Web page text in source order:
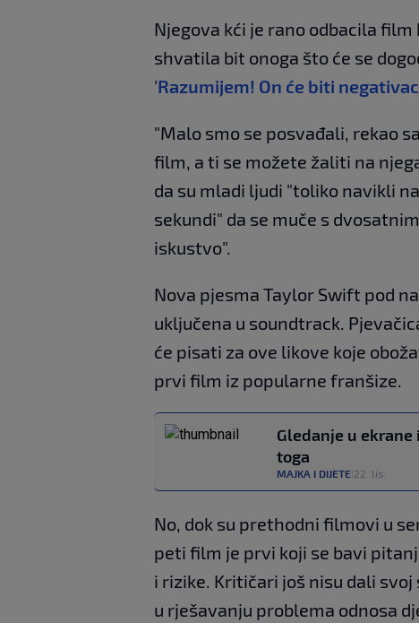
Njegova kći je rano odbacila
shvatila bit onoga što će se
'Razumijem! On će biti
"Malo smo se posvađali, rekao
film, a ti se možete žaliti na
da su mladi ljudi "toliko navikli
sekundi" da se muče s
iskustvo".
Nova pjesma Taylor Swift pod
uključena u soundtrack.
će pisati za ove likove koje
prvi film iz popularne franšize.
Gledanje u
toga
MAJKA I DIJETE 22. lis.
No, dok su prethodni filmovi u
peti film je prvi koji se bavi
i rizike. Kritičari još nisu dali
u rješavanju problema odnosa